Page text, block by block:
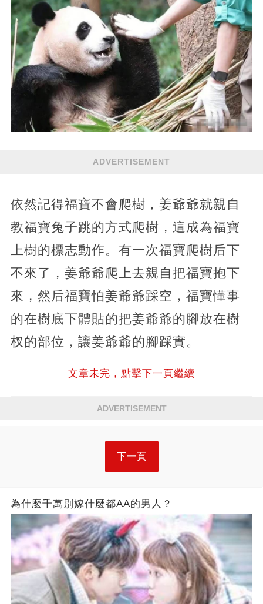
ADVERTISEMENT
依然記得福寶不會爬樹，姜爺爺就親自
教福寶兔子跳的方式爬樹，這成為福寶
上樹的標志動作。有一次福寶爬樹后下
不來了，姜爺爺爬上去親自把福寶抱下
來，然后福寶怕姜爺爺踩空，福寶懂事
的在樹底下體貼的把姜爺爺的腳放在樹
杈的部位，讓姜爺爺的腳踩實。
文章未完，點擊下一頁繼續
ADVERTISEMENT
下一頁
為什麼千萬別嫁什麼都AA的男人？